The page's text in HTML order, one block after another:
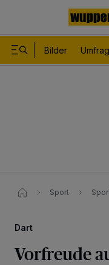
Bilder
Sport
Dart
Vorfreude